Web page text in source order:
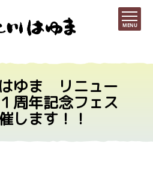
MENU
はゆま リニュー
周年記念フェス
します！！